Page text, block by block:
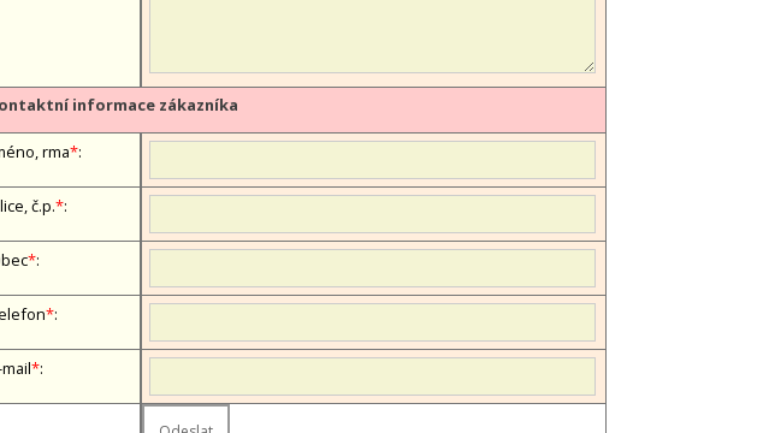
informace zákazníka
firma*:
č.p.*:
*:
*:
mail*: